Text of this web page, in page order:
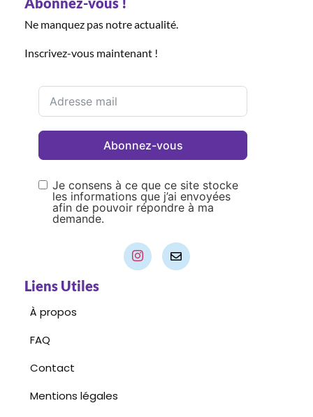
Liens Utiles
À propos
FAQ
Contact
Mentions légales
Ne manquez pas notre actualité.
Inscrivez-vous maintenant !
Abonnez-vous
Je consens à ce que ce site stocke
les informations que j’ai envoyées
afin de pouvoir répondre à ma
demande.